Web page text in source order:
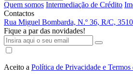
Quem somos Intermediação de Crédito
Contactos
Rua Miguel Bombarda, N.º 36, R/C,
Fique a par das novidades!
Aceito a Política de Privacidade e Termos